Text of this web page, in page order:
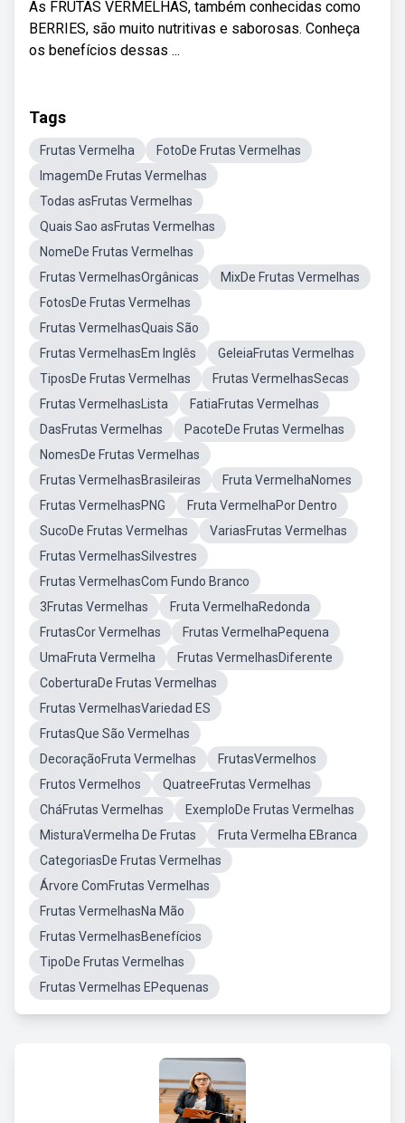
As FRUTAS VERMELHAS, também conhecidas como
BERRIES, são muito nutritivas e saborosas. Conheça
os benefícios dessas ...
Tags
Frutas Vermelha
FotoDe Frutas Vermelhas
ImagemDe Frutas Vermelhas
Todas asFrutas Vermelhas
Quais Sao asFrutas Vermelhas
NomeDe Frutas Vermelhas
Frutas VermelhasOrgânicas
MixDe Frutas Vermelhas
FotosDe Frutas Vermelhas
Frutas VermelhasQuais São
Frutas VermelhasEm Inglês
GeleiaFrutas Vermelhas
TiposDe Frutas Vermelhas
Frutas VermelhasSecas
Frutas VermelhasLista
FatiaFrutas Vermelhas
DasFrutas Vermelhas
PacoteDe Frutas Vermelhas
NomesDe Frutas Vermelhas
Frutas VermelhasBrasileiras
Fruta VermelhaNomes
Frutas VermelhasPNG
Fruta VermelhaPor Dentro
SucoDe Frutas Vermelhas
VariasFrutas Vermelhas
Frutas VermelhasSilvestres
Frutas VermelhasCom Fundo Branco
3Frutas Vermelhas
Fruta VermelhaRedonda
FrutasCor Vermelhas
Frutas VermelhaPequena
UmaFruta Vermelha
Frutas VermelhasDiferente
CoberturaDe Frutas Vermelhas
Frutas VermelhasVariedad ES
FrutasQue São Vermelhas
DecoraçãoFruta Vermelhas
FrutasVermelhos
Frutos Vermelhos
QuatreeFrutas Vermelhas
CháFrutas Vermelhas
ExemploDe Frutas Vermelhas
MisturaVermelha De Frutas
Fruta Vermelha EBranca
CategoriasDe Frutas Vermelhas
Árvore ComFrutas Vermelhas
Frutas VermelhasNa Mão
Frutas VermelhasBenefícios
TipoDe Frutas Vermelhas
Frutas Vermelhas EPequenas